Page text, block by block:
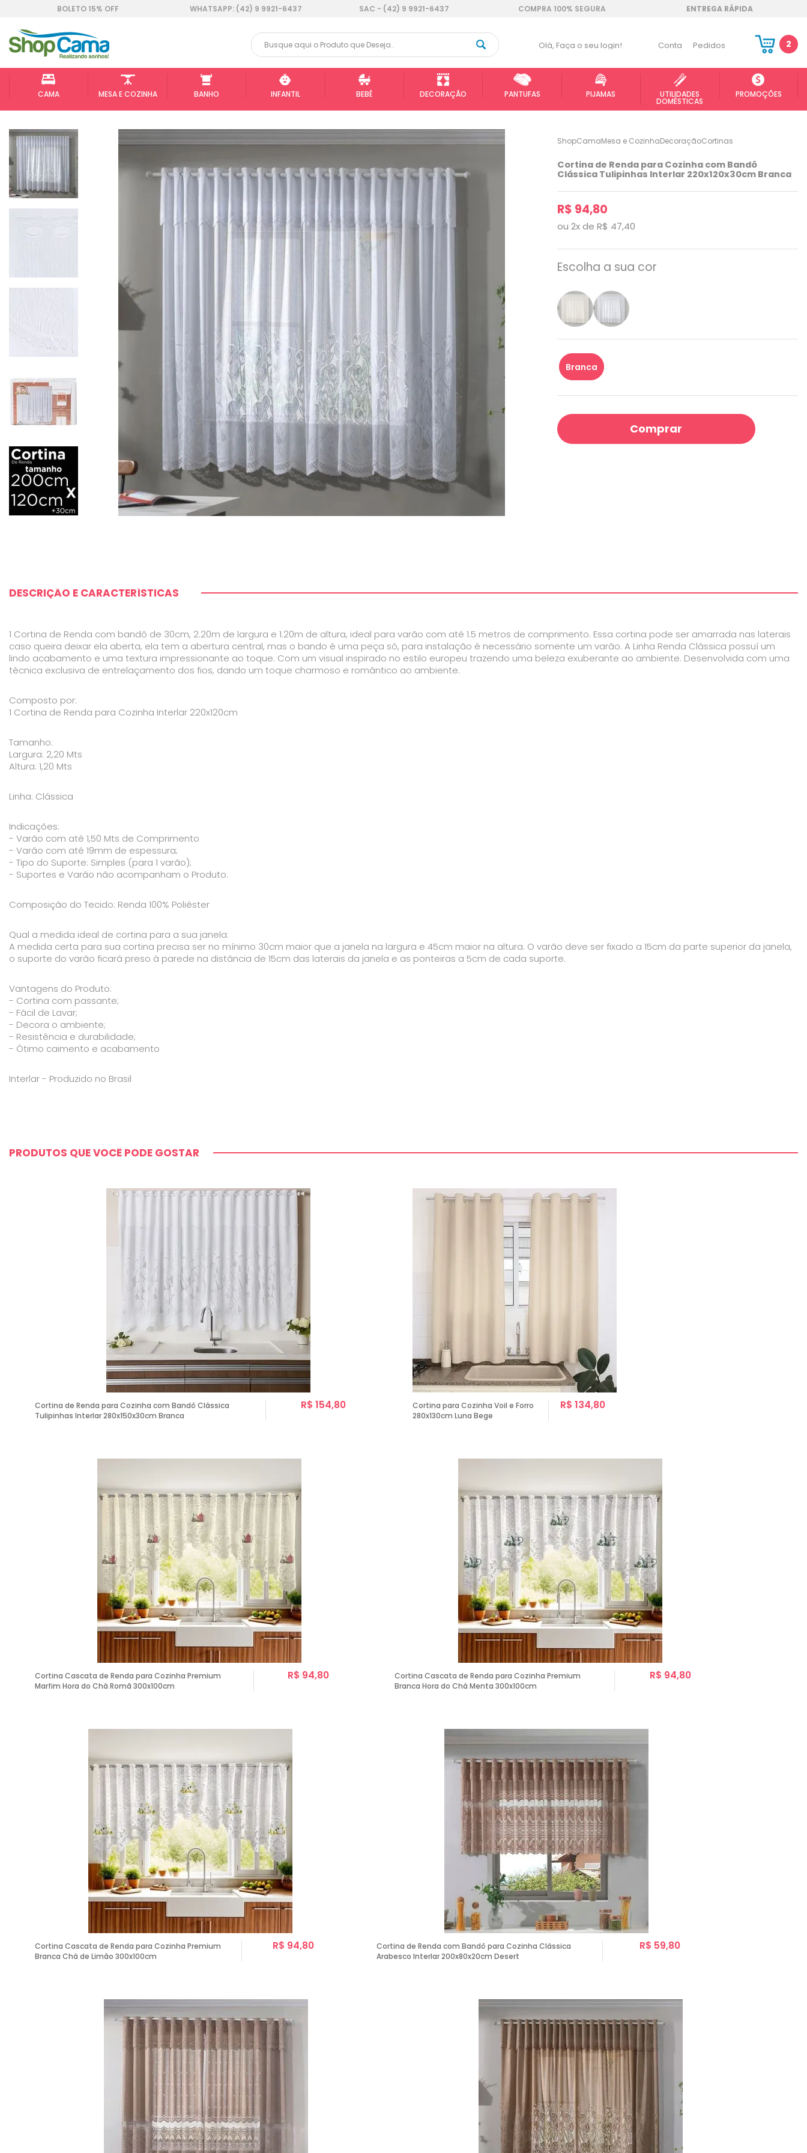
BOLETO 15% OFF WHATSAPP: (42) 9 9921-6437 SAC - (42) 9 9921-6437 COMPRA 100% SEGURA ENTREGA RÁPIDA
Olá, Faça o seu login! Conta Pedidos 2
CAMA MESA E COZINHA BANHO INFANTIL BEBÊ DECORAÇÃO PANTUFAS PIJAMAS UTILIDADES
DOMÉSTICAS
PROMOÇÕES
ShopCamaMesa e CozinhaDecoraçãoCortinas
Cortina de Renda para Cozinha com Bandô
Clássica Tulipinhas Interlar 220x120x30cm Branca
R$ 94,80
ou 2xde R$ 47,40
Escolha a sua cor
Branca
Comprar
DESCRIÇÃO E CARACTERÍSTICAS
1 Cortina de Renda com bandô de 30cm, 2.20m de largura e 1.20m de altura, ideal para varão com até 1.5 metros de comprimento. Essa cortina pode ser amarrada nas laterais
caso queira deixar ela aberta, ela tem a abertura central, mas o bando é uma peça só, para instalação é necessário somente um varão. A Linha Renda Clássica possuí um
lindo acabamento e uma textura impressionante ao toque. Com um visual inspirado no estilo europeu trazendo uma beleza exuberante ao ambiente. Desenvolvida com uma
técnica exclusiva de entrelaçamento dos fios, dando um toque charmoso e romântico ao ambiente.
Composto por:
1 Cortina de Renda para Cozinha Interlar 220x120cm
Tamanho:
Largura: 2,20 Mts
Altura: 1,20 Mts
Linha: Clássica
Indicações:
- Varão com até 1,50 Mts de Comprimento
- Varão com até 19mm de espessura;
- Tipo do Suporte: Simples (para 1 varão);
- Suportes e Varão não acompanham o Produto.
Composição do Tecido: Renda 100% Poliéster
Qual a medida ideal de cortina para a sua janela:
A medida certa para sua cortina precisa ser no mínimo 30cm maior que a janela na largura e 45cm maior na altura. O varão deve ser fixado a 15cm da parte superior da janela,
o suporte do varão ficará preso à parede na distância de 15cm das laterais da janela e as ponteiras a 5cm de cada suporte.
Vantagens do Produto:
- Cortina com passante;
- Fácil de Lavar;
- Decora o ambiente;
- Resistência e durabilidade;
- Ótimo caimento e acabamento
Interlar - Produzido no Brasil
PRODUTOS QUE VOCÊ PODE GOSTAR
Cortina de Renda para Cozinha com Bandô Clássica
Tulipinhas Interlar 280x150x30cm Branca
R$ 154,80
Cortina para Cozinha Voil e Forro
280x130cm Luna Bege
R$ 134,80
Cortina Cascata de Renda para Cozinha Premium
Marfim Hora do Chá Romã 300x100cm
R$ 94,80
Cortina Cascata de Renda para Cozinha Premium
Branca Hora do Chá Menta 300x100cm
R$ 94,80
Cortina Cascata de Renda para Cozinha Premium
Branca Chá de Limão 300x100cm
R$ 94,80
Cortina de Renda com Bandô para Cozinha Clássica
Arabesco Interlar 200x80x20cm Desert
R$ 59,80